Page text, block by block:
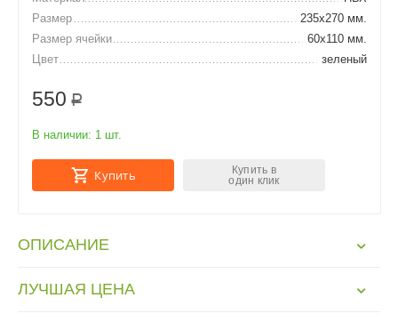
Размер
235х270 мм.
Размер ячейки
60х110 мм.
Цвет
зеленый
550 Р
В наличии: 1 шт.
Купить
Купить в
один клик
ОПИСАНИЕ
ЛУЧШАЯ ЦЕНА